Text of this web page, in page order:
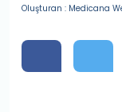
Oluşturan : Medicana